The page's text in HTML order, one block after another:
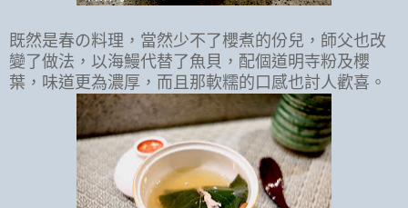
既然是春の料理，當然少不了櫻煮的份兒，師父也改
變了做法，以海鰻代替了魚貝，配個道明寺粉及櫻
葉，味道更為濃厚，而且那軟糯的口感也討人歡喜。